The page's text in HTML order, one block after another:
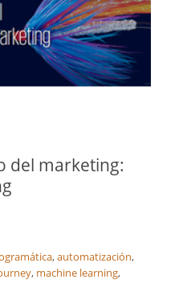
del marketing:
,automatización,
, machine learning,